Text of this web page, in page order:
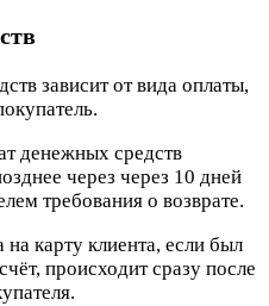
зависит от вида оплаты,
денежных средств
через через 10 дней
требования о возврате.
карту клиента, если был
происходит сразу после